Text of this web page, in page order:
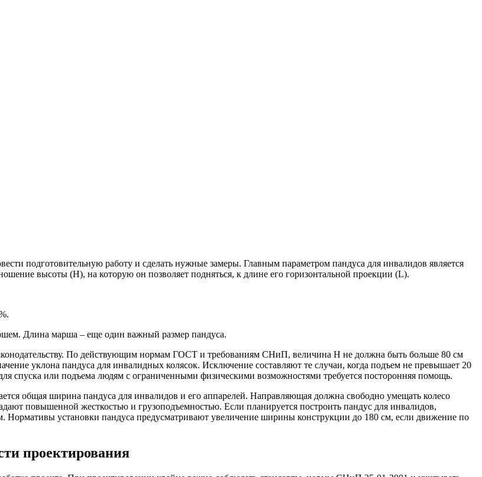
подготовительную работу и сделать нужные замеры. Главным параметром пандуса для инвалидов является
высоты (Н), на которую он позволяет подняться, к длине его горизонтальной проекции (L).
Длина марша – еще один важный размер пандуса.
По действующим нормам ГОСТ и требованиям СНиП, величина Н не должна быть больше 80 см
уклона пандуса для инвалидных колясок. Исключение составляют те случаи, когда подъем не превышает 20
спуска или подъема людям с ограниченными физическими возможностями требуется посторонняя помощь.
общая ширина пандуса для инвалидов и его аппарелей. Направляющая должна свободно умещать колесо
повышенной жесткостью и грузоподъемностью. Если планируется построить пандус для инвалидов,
Нормативы установки пандуса предусматривают увеличение ширины конструкции до 180 см, если движение по
проектирования